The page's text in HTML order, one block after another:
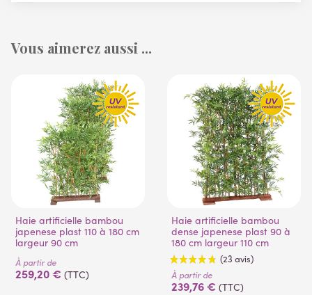
Vous aimerez aussi ...
Haie artificielle bambou
japenese plast 110 à 180 cm
largeur 90 cm
À partir de
259,20 € (TTC)
Haie artificielle bambou
dense japenese plast 90 à
180 cm largeur 110 cm
À partir de
239,76 € (TTC)